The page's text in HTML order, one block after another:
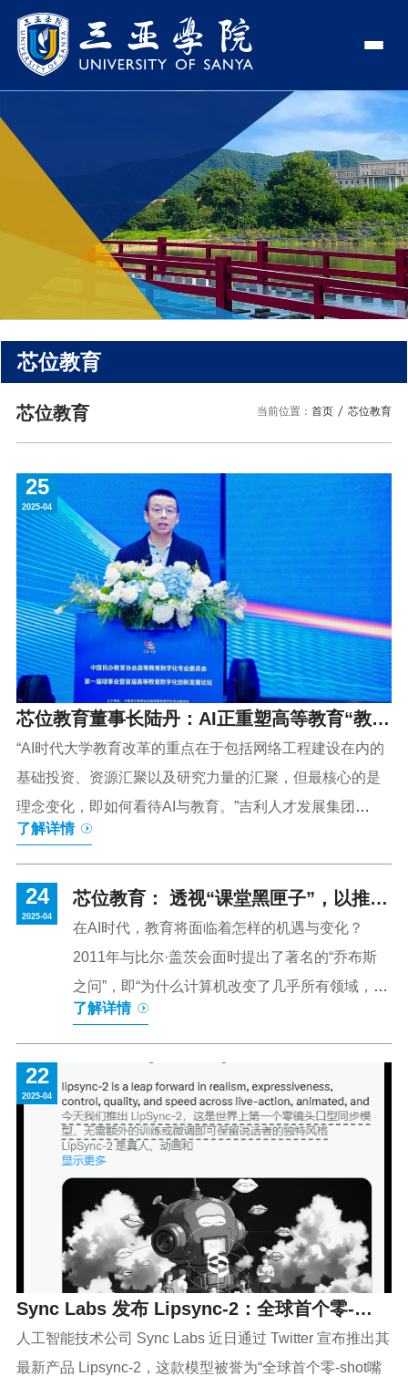
学校领导
理事长
党委书记、政府督导专员
学校简介
走近理事长
走近校董事长
学校机构
校园风景
学院与部门
社会治理学院
艺术创意与数字设计学院
文学院
新能源与智能网联汽车学院
旅游与大健康学院
信息与智能工程学院
马克思主义学院
新闻中心
传媒视点
USY媒体
USY印象
视频
图片
科研奖项
合作办学
国际学生
国际合作与交流处
招生就业
招生信息
就业服务
研究生招生
图书馆
English
芯位教育
当前位置： 首页 芯位教育
芯位教育
25
2025-04
芯位教育董事长陆丹：AI正重塑高等教育“教与
学”，不拥抱AI或事倍功半
“AI时代大学教育改革的重点在于包括网络工程建设在内的
基础投资、资源汇聚以及研究力量的汇聚，但最核心的是
理念变化，即如何看待AI与教育。”吉利人才发展集团
CE0、总裁，全球芯位教育科技有限公司、海南芯位教育
科技有限公司董事长、总经理陆丹博士在接受采访时表
示。陆丹对时代周报记者表示，吉利人才发展集团是吉利
集团五个业务集团之一，负责教育和产教融合。其培养方
式融合传统经验与其他国家经验，既懂经营逻辑又懂学术
逻辑。“数字化驱动教育转型的趋势已然来临。在过往新基
建的基础之上，中国有望在最短时间内实现教育的数字化
转型，并提升教师的教学水平以及提高学生的学习能
力。”陆丹坦言，在提升大学教育公平性、改善优质教育资
源...
了解详情
24
2025-04
芯位教育： 透视“课堂黑匣子”，以推动
教改的先行者
在AI时代，教育将面临着怎样的机遇与变化？
2011年与比尔·盖茨会面时提出了著名的“乔布斯
之问”，即“为什么计算机改变了几乎所有领域，却
唯独对教育的影响小得令人吃惊？”对于计算机的
应用，大多数教育机构仅停留在工具和技术层
线“千人一面”，与“因材施教”个性化需求，成为世
界性难题，没有数字化支持，个性化教育的种种
努力都难免低效，教育质量之困首先被写在“课堂
黑匣子”里的或然性。产业升级倒逼高校专业嬗变
近年来，中国教育改革加大力度，产业升级需求
使得高校专业发生重大变化，近五年来全国高校
近5000个专业点被裁撤。2025年年初，国务院推
出《教育强国建设规划纲要(2024-2035年)》，...
了解详情
22
2025-04
Sync Labs 发布 Lipsync-2：全球首个零-
shot的嘴型同步模型
人工智能技术公司 Sync Labs 近日通过 Twitter 宣布推出其
最新产品 Lipsync-2，这款模型被誉为“全球首个零-shot嘴